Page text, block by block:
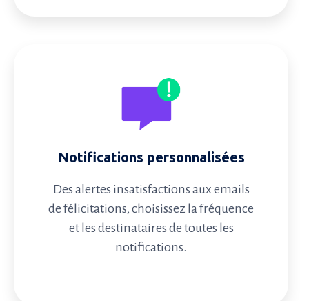
Notifications personnalisées
Des alertes insatisfactions aux emails
de félicitations, choisissez la fréquence
et les destinataires de toutes les
notifications.